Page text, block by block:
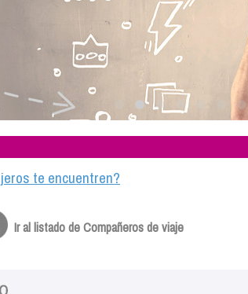
te encuentren?
Ir al listado de Compañeros de viaje